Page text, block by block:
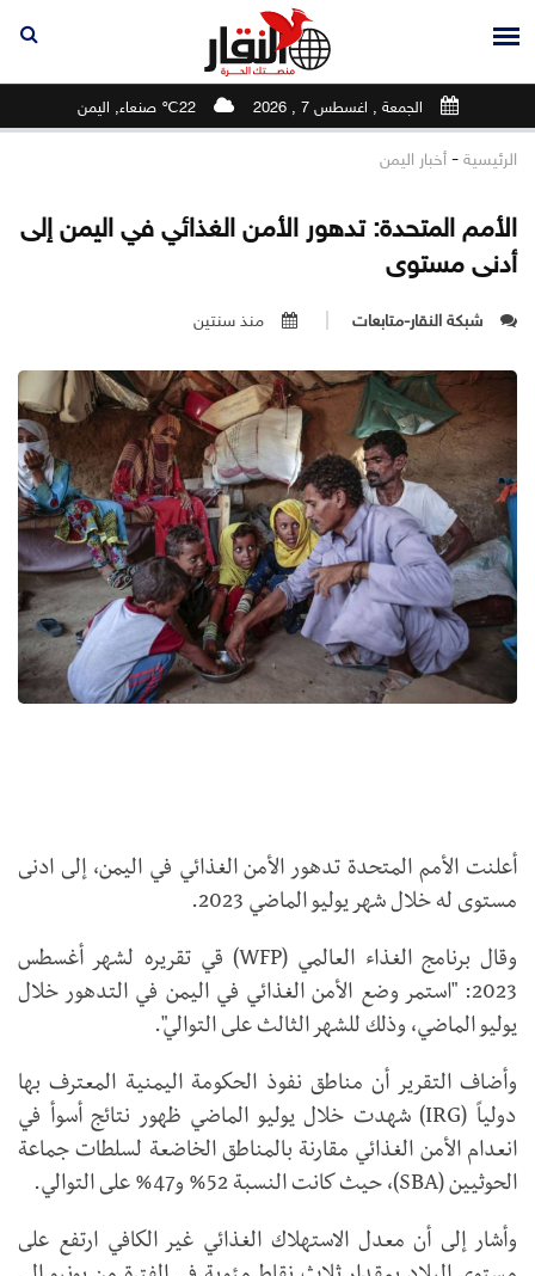
الجمعة , اغسطس 7 , 2026 22℃ صنعاء, اليمن
الرئيسية - أخبار اليمن
الأمم المتحدة: تدهور الأمن الغذائي في اليمن إلى
أدنى مستوى
شبكة النقار-متابعات منذ سنتين
أعلنت الأمم المتحدة تدهور الأمن الغذائي في اليمن، إلى ادنى
مستوى له خلال شهر يوليو الماضي 2023.
وقال برنامج الغذاء العالمي (WFP) قي تقريره لشهر أغسطس
2023: "استمر وضع الأمن الغذائي في اليمن في التدهور خلال
يوليو الماضي، وذلك للشهر الثالث على التوالي".
وأضاف التقرير أن مناطق نفوذ الحكومة اليمنية المعترف بها
دولياً (IRG) شهدت خلال يوليو الماضي ظهور نتائج أسوأ في
انعدام الأمن الغذائي مقارنة بالمناطق الخاضعة لسلطات جماعة
الحوثيين (SBA)، حيث كانت النسبة 52% و47% على التوالي.
وأشار إلى أن معدل الاستهلاك الغذائي غير الكافي ارتفع على